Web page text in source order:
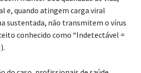
e, quando atingem carga viral
sustentada, não transmitem o vírus
conhecido como “Indetectável =